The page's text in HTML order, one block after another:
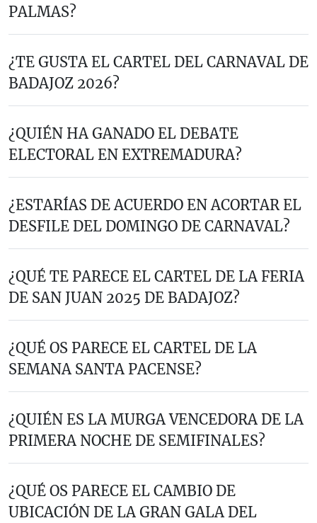
PALMAS?
¿TE GUSTA EL CARTEL DEL CARNAVAL DE
BADAJOZ 2026?
¿QUIÉN HA GANADO EL DEBATE
ELECTORAL EN EXTREMADURA?
¿ESTARÍAS DE ACUERDO EN ACORTAR EL
DESFILE DEL DOMINGO DE CARNAVAL?
¿QUÉ TE PARECE EL CARTEL DE LA FERIA
DE SAN JUAN 2025 DE BADAJOZ?
¿QUÉ OS PARECE EL CARTEL DE LA
SEMANA SANTA PACENSE?
¿QUIÉN ES LA MURGA VENCEDORA DE LA
PRIMERA NOCHE DE SEMIFINALES?
¿QUÉ OS PARECE EL CAMBIO DE
UBICACIÓN DE LA GRAN GALA DEL